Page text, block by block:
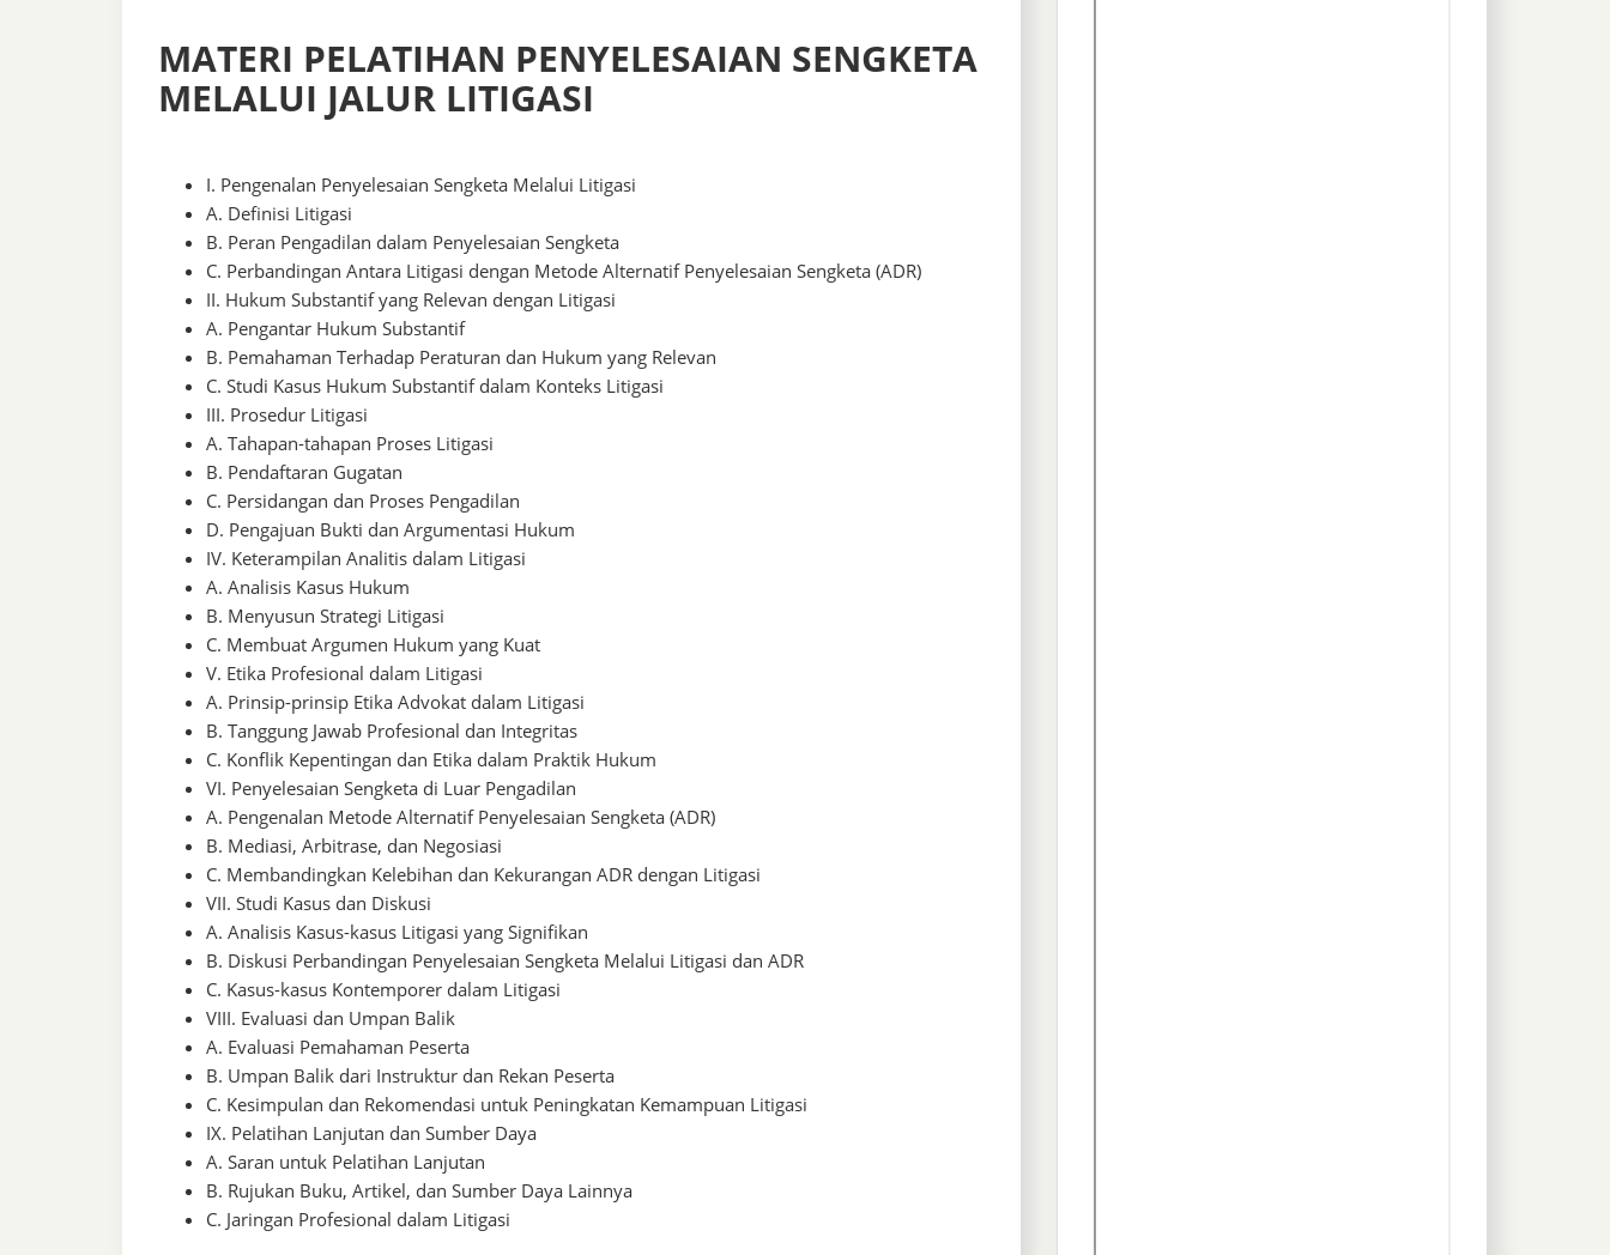
MATERI PELATIHAN PENYELESAIAN SENGKETA
MELALUI JALUR LITIGASI
I. Pengenalan Penyelesaian Sengketa Melalui Litigasi
A. Definisi Litigasi
B. Peran Pengadilan dalam Penyelesaian Sengketa
C. Perbandingan Antara Litigasi dengan Metode Alternatif Penyelesaian Sengketa (ADR)
II. Hukum Substantif yang Relevan dengan Litigasi
A. Pengantar Hukum Substantif
B. Pemahaman Terhadap Peraturan dan Hukum yang Relevan
C. Studi Kasus Hukum Substantif dalam Konteks Litigasi
III. Prosedur Litigasi
A. Tahapan-tahapan Proses Litigasi
B. Pendaftaran Gugatan
C. Persidangan dan Proses Pengadilan
D. Pengajuan Bukti dan Argumentasi Hukum
IV. Keterampilan Analitis dalam Litigasi
A. Analisis Kasus Hukum
B. Menyusun Strategi Litigasi
C. Membuat Argumen Hukum yang Kuat
V. Etika Profesional dalam Litigasi
A. Prinsip-prinsip Etika Advokat dalam Litigasi
B. Tanggung Jawab Profesional dan Integritas
C. Konflik Kepentingan dan Etika dalam Praktik Hukum
VI. Penyelesaian Sengketa di Luar Pengadilan
A. Pengenalan Metode Alternatif Penyelesaian Sengketa (ADR)
B. Mediasi, Arbitrase, dan Negosiasi
C. Membandingkan Kelebihan dan Kekurangan ADR dengan Litigasi
VII. Studi Kasus dan Diskusi
A. Analisis Kasus-kasus Litigasi yang Signifikan
B. Diskusi Perbandingan Penyelesaian Sengketa Melalui Litigasi dan ADR
C. Kasus-kasus Kontemporer dalam Litigasi
VIII. Evaluasi dan Umpan Balik
A. Evaluasi Pemahaman Peserta
B. Umpan Balik dari Instruktur dan Rekan Peserta
C. Kesimpulan dan Rekomendasi untuk Peningkatan Kemampuan Litigasi
IX. Pelatihan Lanjutan dan Sumber Daya
A. Saran untuk Pelatihan Lanjutan
B. Rujukan Buku, Artikel, dan Sumber Daya Lainnya
C. Jaringan Profesional dalam Litigasi